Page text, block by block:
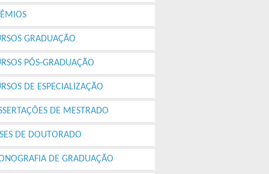
GRADUAÇÃO
PÓS-GRADUAÇÃO
DE ESPECIALIZAÇÃO
DE MESTRADO
DE DOUTORADO
DE GRADUAÇÃO